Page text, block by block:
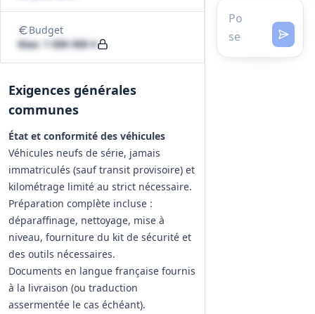
Budget
Max: 1 000 000 €
Exigences générales
communes
État et conformité des véhicules
Véhicules neufs de série, jamais
immatriculés (sauf transit provisoire) et
kilométrage limité au strict nécessaire.
Préparation complète incluse :
déparaffinage, nettoyage, mise à
niveau, fourniture du kit de sécurité et
des outils nécessaires.
Documents en langue française fournis
à la livraison (ou traduction
assermentée le cas échéant).